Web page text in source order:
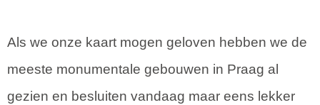
Als we onze kaart mogen geloven hebben we de
meeste monumentale gebouwen in Praag al
gezien en besluiten vandaag maar eens lekker